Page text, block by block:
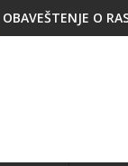
OBAVEŠTENJE O